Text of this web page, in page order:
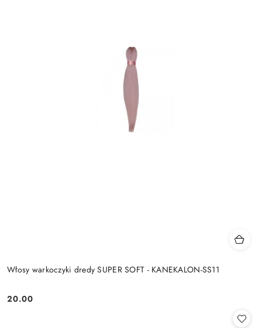
Włosy warkoczyki dredy SUPER SOFT - KANEKALON-SS11
Cena:
20.00